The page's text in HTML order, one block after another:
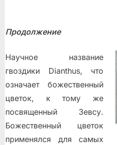
Продолжение
Научное название
гвоздики Dianthus, что
означает божественный
цветок, к тому же
посвященный Зевсу.
Божественный цветок
применялся для самых